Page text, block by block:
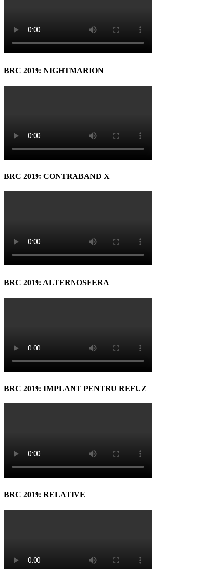
BRC 2019: NIGHTMARION
BRC 2019: CONTRABAND X
BRC 2019: ALTERNOSFERA
BRC 2019: IMPLANT PENTRU REFUZ
BRC 2019: RELATIVE